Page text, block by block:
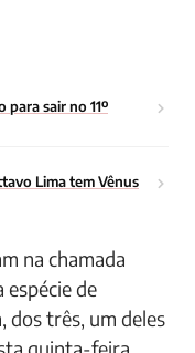
sair no 11º
Lima tem Vênus
na chamada
espécie de
dos três, um deles